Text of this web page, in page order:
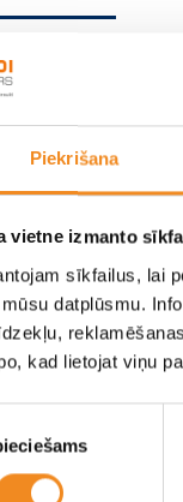
Piekrišana
vietne izmanto
sīkfailus, lai
datplūsmu.
kad lietojat viņu
часть,